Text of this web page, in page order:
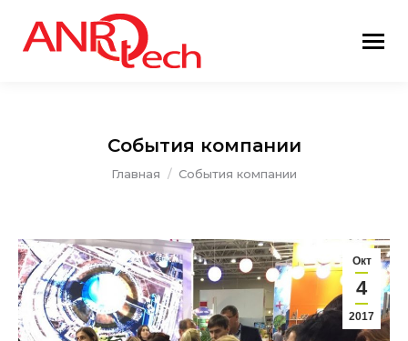
События компании
Вы здесь:
Главная События компании
Окт
4
2017